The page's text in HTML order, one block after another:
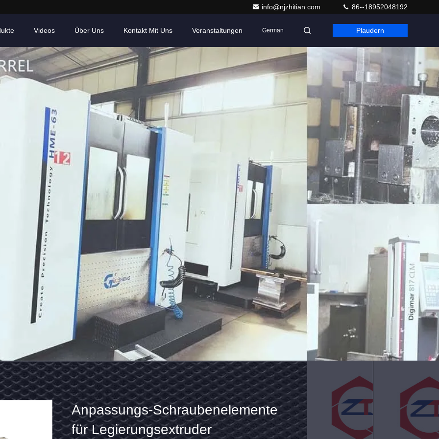
info@njzhitian.com 86--18952048192
Videos Über Uns Kontakt Mit Uns Veranstaltungen German Plaudern
Anpassungs-
Schraubenelemente
Verschleißbeständige
Hochdrehmoment-